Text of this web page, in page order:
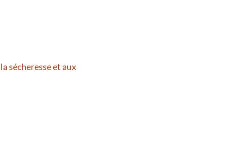
sécheresse et aux